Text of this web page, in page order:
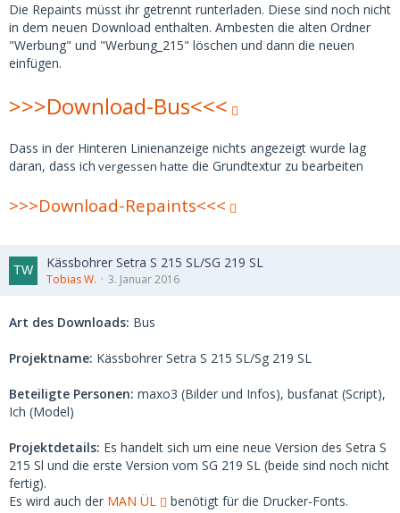
Die Repaints müsst ihr getrennt runterladen. Diese sind noch nicht
in dem neuen Download enthalten. Ambesten die alten Ordner
"Werbung" und "Werbung_215" löschen und dann die neuen
einfügen.
>>>Download-Bus<<<
Dass in der Hinteren Linienanzeige nichts angezeigt wurde lag
daran, dass ich vergessen hatte die Grundtextur zu bearbeiten
>>>Download-Repaints<<<
Kässbohrer Setra S 215 SL/SG 219 SL
Tobias W. 3. Januar 2016
Art des Downloads: Bus
Projektname: Kässbohrer Setra S 215 SL/Sg 219 SL
Beteiligte Personen: maxo3 (Bilder und Infos), busfanat (Script),
Ich (Model)
Projektdetails: Es handelt sich um eine neue Version des Setra S
215 Sl und die erste Version vom SG 219 SL (beide sind noch nicht
fertig).
Es wird auch der MAN ÜL
benötigt für die Drucker-Fonts.